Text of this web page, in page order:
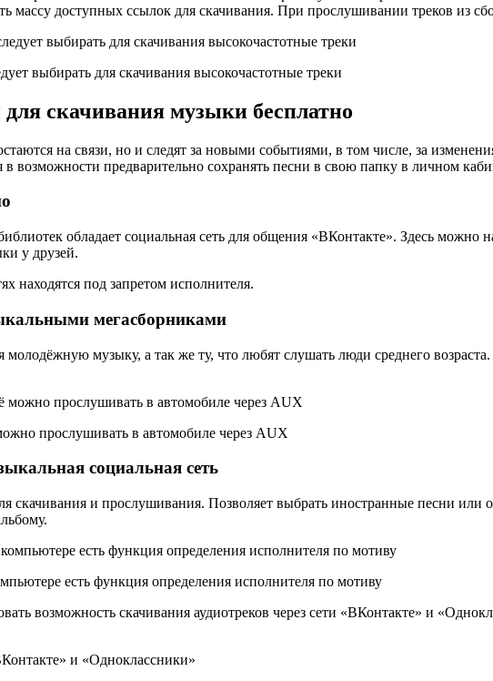
массу доступных ссылок для скачивания. При прослушивании треков из
выбирать для скачивания высокочастотные треки
скачивания музыки бесплатно
на связи, но и следят за новыми событиями, в том числе, за
в возможности предварительно сохранять песни в свою папку в личном
обладает социальная сеть для общения «ВКонтакте». Здесь
у друзей.
находятся под запретом исполнителя.
мегасборниками
молодёжную музыку, а так же ту, что любят слушать люди среднего
прослушивать в автомобиле через AUX
социальная сеть
скачивания и прослушивания. Позволяет выбрать иностранные песни
есть функция определения исполнителя по мотиву
возможность скачивания аудиотреков через сети «ВКонтакте» и